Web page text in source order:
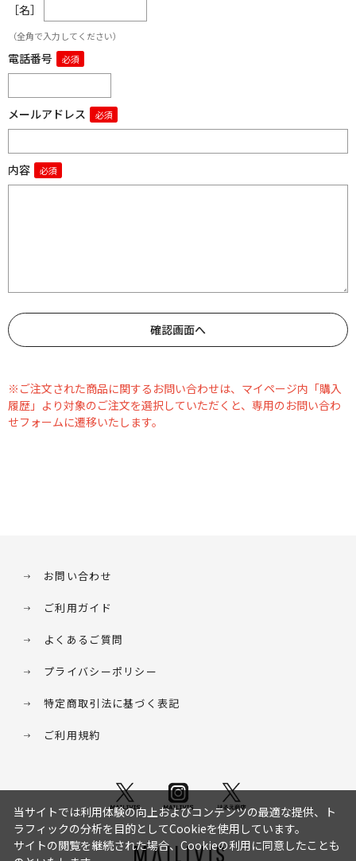
［名］
（全角で入力してください）
電話番号
メールアドレス
内容
※ご注文された商品に関するお問い合わせは、マイページ内「購入
履歴」より対象のご注文を選択していただくと、専用のお問い合わ
せフォームに遷移いたします。
お問い合わせ
ご利用ガイド
よくあるご質問
プライバシーポリシー
特定商取引法に基づく表記
ご利用規約
当サイトでは利用体験の向上およびコンテンツの最適な提供、ト
ラフィックの分析を目的としてCookieを使用しています。
サイトの閲覧を継続された場合、Cookieの利用に同意したことも